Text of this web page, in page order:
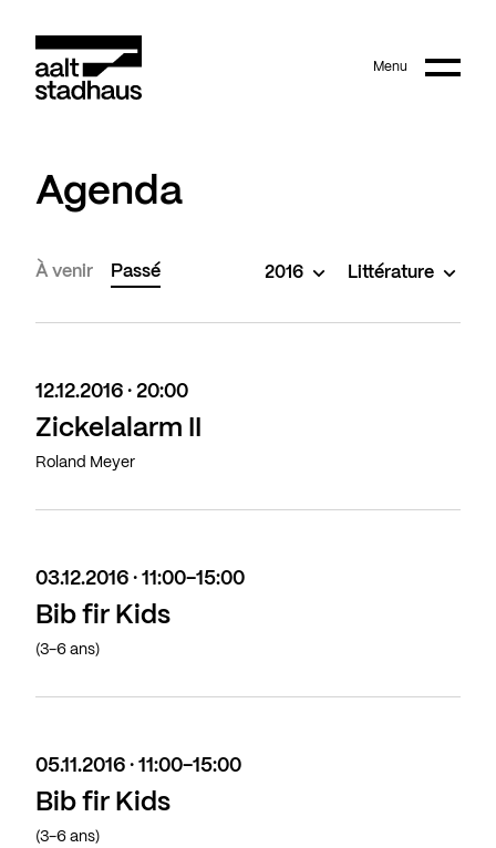
Main content Menu
Agenda
À venir Passé 2016 Littérature
12.12.2016 · 20:00
Zickelalarm II
Roland Meyer
03.12.2016 · 11:00-15:00
Bib fir Kids
(3-6 ans)
05.11.2016 · 11:00-15:00
Bib fir Kids
(3-6 ans)